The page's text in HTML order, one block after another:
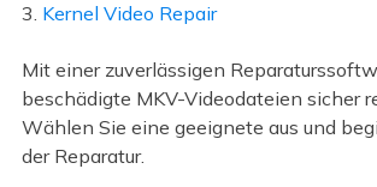
3. Kernel Video Repair
Mit einer zuverlässigen
beschädigte MKV-Videodateien sicher
Wählen Sie eine geeignete aus und
der Reparatur.